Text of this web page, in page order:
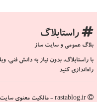
راستابلاگ
بلاگ عمومی و سایت ساز
با راستابلاگ، بدون نیاز به دانش
راه‌اندازی کنید